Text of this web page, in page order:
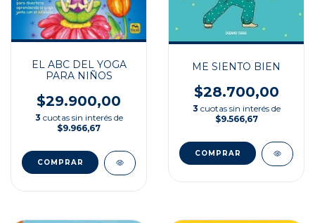
EL ABC DEL YOGA
PARA NIÑOS
$29.900,00
3 cuotas sin interés de
$9.966,67
ME SIENTO BIEN
$28.700,00
3 cuotas sin interés de
$9.566,67